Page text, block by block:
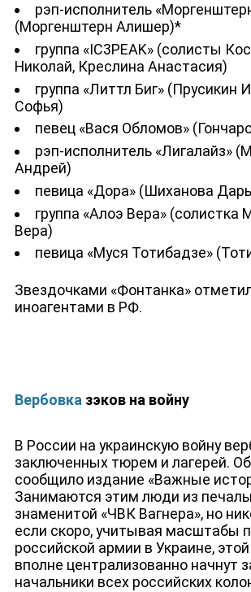
рэп-исполнитель
(Моргенштерн Алишер)*
группа «IC3PEAK» (солисты
Николай, Креслина Анастасия)
группа «Литтл Биг» (Прусикин
Софья)
певец «Вася Обломов»
рэп-исполнитель «Лигалайз»
Андрей)
певица «Дора» (Шиханова
группа «Алоэ Вера» (солистка
Вера)
певица «Муся Тотибадзе»
Звездочками «Фонтанка»
иноагентами в РФ.
Вербовка зэков на войну
В России на украинскую войну
заключенных тюрем и лагерей.
сообщило издание «Важные
Занимаются этим люди из
знаменитой «ЧВК Вагнера», но
если скоро, учитывая масштабы
российской армии в Украине,
вполне централизованно начнут
начальники всех российских